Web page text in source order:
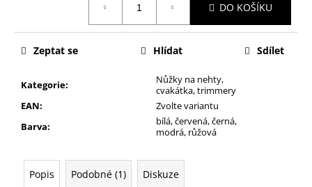
DO KOŠÍKU
Kategorie:
Nůžky na nehty,
cvakátka, trimmery
EAN:
Zvolte variantu
Barva:
bílá, červená, černá,
modrá, růžová
Zeptat se Hlídat Sdílet
Popis Podobné (1) Diskuze
PAPÍRU,